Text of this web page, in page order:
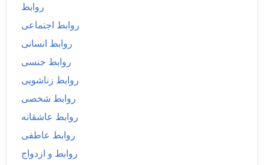
روابط
روابط اجتماعی
روابط انسانی
روابط جنسی
روابط زناشویی
روابط شخصی
روابط عاشقانه
روابط عاطفی
روابط و ازدواج